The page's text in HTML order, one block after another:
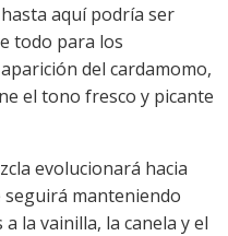
aquí podría ser
todo para los
del cardamomo,
el tono fresco y picante
evolucionará hacia
seguirá manteniendo
la vainilla, la canela y el